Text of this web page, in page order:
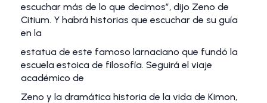
escuchar más de lo que decimos”, dijo Zeno de
Citium. Y habrá historias que escuchar de su guía
en la
estatua de este famoso larnaciano que fundó la
escuela estoica de filosofía. Seguirá el viaje
académico de
Zeno y la dramática historia de la vida de Kimon,